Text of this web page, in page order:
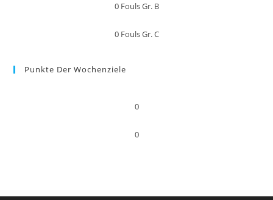
0 Fouls Gr. B
0 Fouls Gr. C
Punkte Der Wochenziele
0
0